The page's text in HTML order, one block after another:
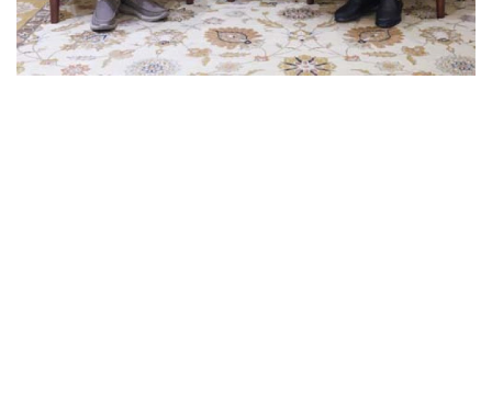
उत्तर प्रदेश